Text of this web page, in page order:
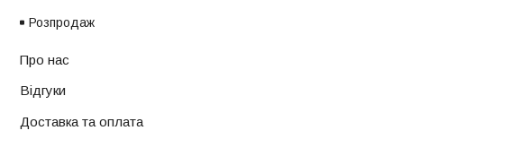
Розпродаж
Про нас
Відгуки
Доставка та оплата